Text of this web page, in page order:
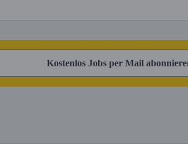
Kostenlos Jobs per Mail